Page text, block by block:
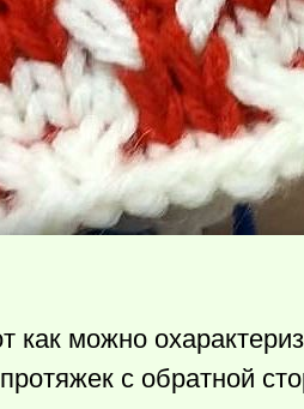
можно
с обратной